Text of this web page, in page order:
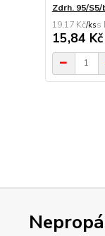
Zdrh. 95/
19,17 Kč/ks
15,84 Kč